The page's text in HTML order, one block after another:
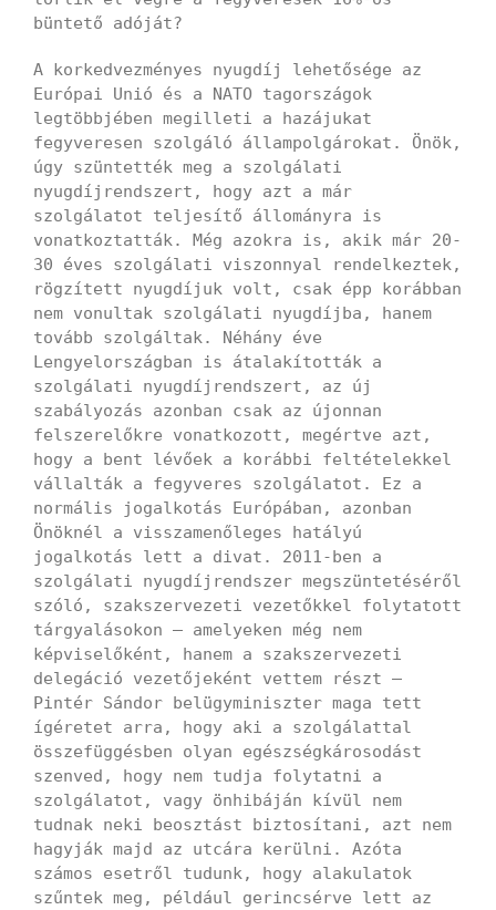
büntető adóját?
A korkedvezményes nyugdíj lehetősége az
Európai Unió és a NATO tagországok
legtöbbjében megilleti a hazájukat
fegyveresen szolgáló állampolgárokat. Önök,
úgy szüntették meg a szolgálati
nyugdíjrendszert, hogy azt a már
szolgálatot teljesítő állományra is
vonatkoztatták. Még azokra is, akik már 20-
30 éves szolgálati viszonnyal rendelkeztek,
rögzített nyugdíjuk volt, csak épp korábban
nem vonultak szolgálati nyugdíjba, hanem
tovább szolgáltak. Néhány éve
Lengyelországban is átalakították a
szolgálati nyugdíjrendszert, az új
szabályozás azonban csak az újonnan
felszerelőkre vonatkozott, megértve azt,
hogy a bent lévőek a korábbi feltételekkel
vállalták a fegyveres szolgálatot. Ez a
normális jogalkotás Európában, azonban
Önöknél a visszamenőleges hatályú
jogalkotás lett a divat. 2011-ben a
szolgálati nyugdíjrendszer megszüntetéséről
szóló, szakszervezeti vezetőkkel folytatott
tárgyalásokon – amelyeken még nem
képviselőként, hanem a szakszervezeti
delegáció vezetőjeként vettem részt –
Pintér Sándor belügyminiszter maga tett
ígéretet arra, hogy aki a szolgálattal
összefüggésben olyan egészségkárosodást
szenved, hogy nem tudja folytatni a
szolgálatot, vagy önhibáján kívül nem
tudnak neki beosztást biztosítani, azt nem
hagyják majd az utcára kerülni. Azóta
számos esetről tudunk, hogy alakulatok
szűntek meg, például gerincsérve lett az